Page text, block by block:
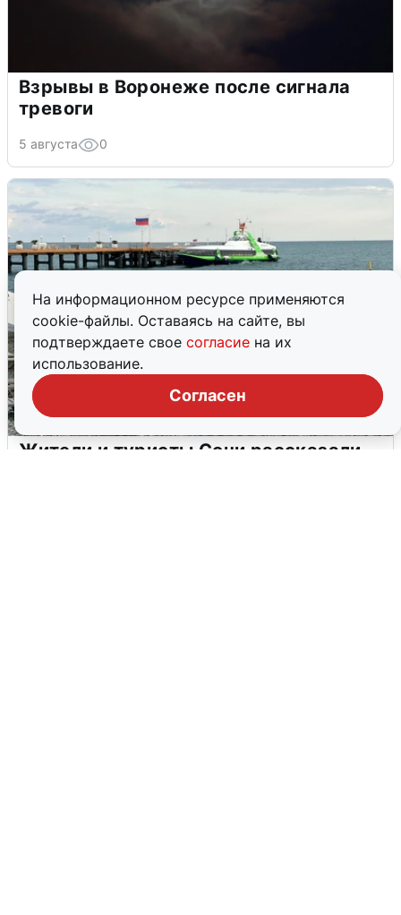
На информационном ресурсе применяются
cookie-файлы. Оставаясь на сайте, вы
подтверждаете свое согласие на их
использование.
Согласен
Взрывы в Воронеже после сигнала
тревоги
5 августа 0
Жители и туристы Сочи рассказали